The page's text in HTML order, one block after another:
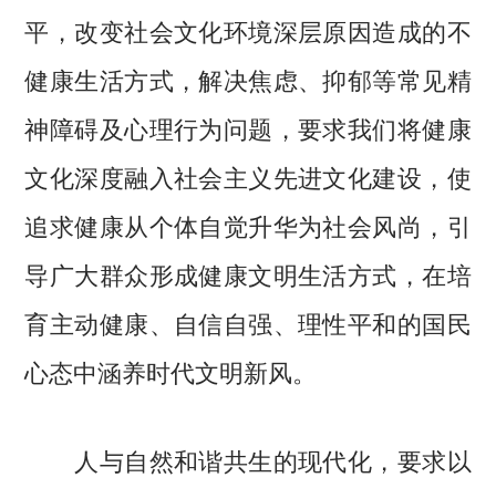
平，改变社会文化环境深层原因造成的不
健康生活方式，解决焦虑、抑郁等常见精
神障碍及心理行为问题，要求我们将健康
文化深度融入社会主义先进文化建设，使
追求健康从个体自觉升华为社会风尚，引
导广大群众形成健康文明生活方式，在培
育主动健康、自信自强、理性平和的国民
心态中涵养时代文明新风。
人与自然和谐共生的现代化，要求以